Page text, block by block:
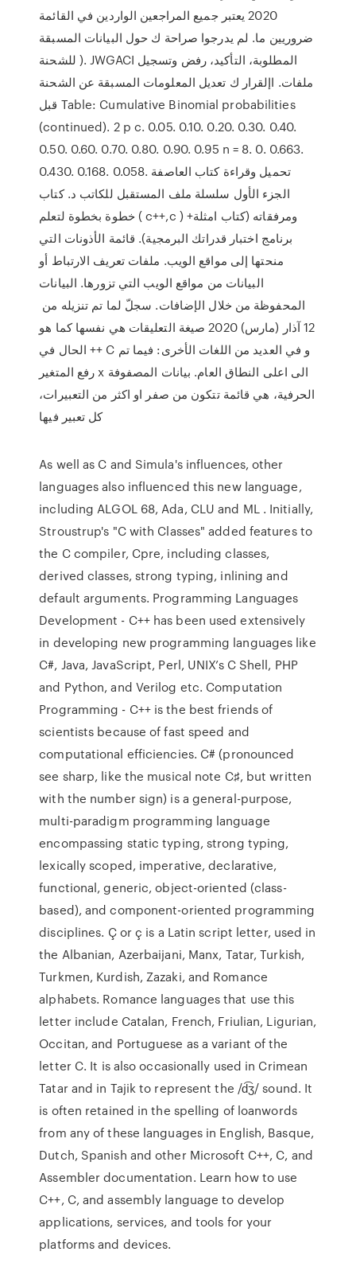
2020 يعتبر جميع المراجعين الواردين في القائمة
ضروريين ما. لم يدرجوا صراحة ك حول البيانات المسبقة
للشحنة ). JWGACI المطلوبة، التأكيد، رفض وتسجيل
ملفات. اإلقرار ك تعديل المعلومات المسبقة عن الشحنة
قبل Table: Cumulative Binomial probabilities
(continued). 2 p c. 0.05. 0.10. 0.20. 0.30. 0.40.
0.50. 0.60. 0.70. 0.80. 0.90. 0.95 n = 8. 0. 0.663.
0.430. 0.168. 0.058. تحميل وقراءة كتاب العاصفة
الجزء الأول سلسلة ملف المستقبل للكاتب د. كتاب
خطوة بخطوة لتعلم ( c++,c ) ومرفقاته (كتاب امثلة+
برنامج اختبار قدراتك البرمجية). قائمة الأذونات التي
منحتها إلى مواقع الويب. ملفات تعريف الارتباط أو
البيانات من مواقع الويب التي تزورها. البيانات
المحفوظة من خلال الإضافات. سجلّ لما تم تنزيله من
12 آذار (مارس) 2020 صيغة التعليقات هي نفسها كما هو
الحال في ++ C و في العديد من اللغات الأخرى: فيما تم
رفع المتغير x الى اعلى النطاق العام. بيانات المصفوفة
الحرفية، هي قائمة تتكون من صفر او اكثر من التعبيرات،
كل تعبير فيها
As well as C and Simula's influences, other
languages also influenced this new language,
including ALGOL 68, Ada, CLU and ML . Initially,
Stroustrup's "C with Classes" added features to
the C compiler, Cpre, including classes,
derived classes, strong typing, inlining and
default arguments. Programming Languages
Development - C++ has been used extensively
in developing new programming languages like
C#, Java, JavaScript, Perl, UNIX’s C Shell, PHP
and Python, and Verilog etc. Computation
Programming - C++ is the best friends of
scientists because of fast speed and
computational efficiencies. C# (pronounced
see sharp, like the musical note C♯, but written
with the number sign) is a general-purpose,
multi-paradigm programming language
encompassing static typing, strong typing,
lexically scoped, imperative, declarative,
functional, generic, object-oriented (class-
based), and component-oriented programming
disciplines. Ç or ç is a Latin script letter, used in
the Albanian, Azerbaijani, Manx, Tatar, Turkish,
Turkmen, Kurdish, Zazaki, and Romance
alphabets. Romance languages that use this
letter include Catalan, French, Friulian, Ligurian,
Occitan, and Portuguese as a variant of the
letter C. It is also occasionally used in Crimean
Tatar and in Tajik to represent the /d͡ʒ/ sound. It
is often retained in the spelling of loanwords
from any of these languages in English, Basque,
Dutch, Spanish and other Microsoft C++, C, and
Assembler documentation. Learn how to use
C++, C, and assembly language to develop
applications, services, and tools for your
platforms and devices.